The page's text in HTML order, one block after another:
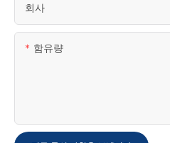
회사
함유량